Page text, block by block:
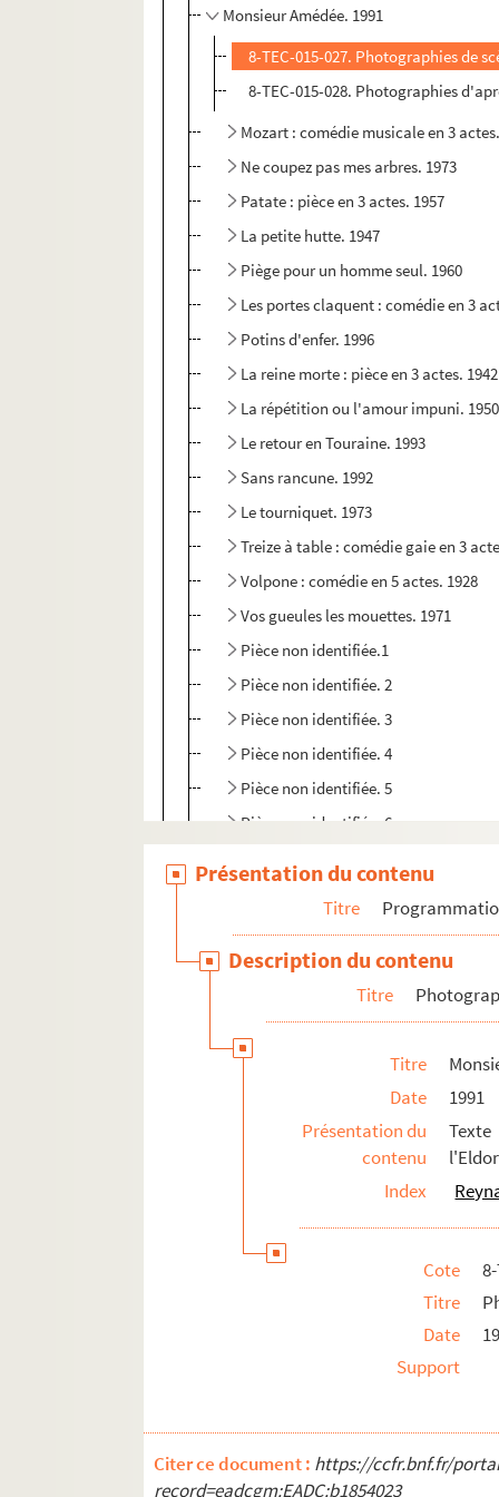
Monsieur Amédée. 1991
8-TEC-015-027. Photographies de
8-TEC-015-028. Photographies
Mozart : comédie musicale en 3
Ne coupez pas mes arbres. 1973
Patate : pièce en 3 actes. 1957
La petite hutte. 1947
Piège pour un homme seul. 1960
Les portes claquent : comédie en 3
Potins d'enfer. 1996
La reine morte : pièce en 3 actes. 1942
La répétition ou l'amour impuni. 1950
Le retour en Touraine. 1993
Sans rancune. 1992
Le tourniquet. 1973
Treize à table : comédie gaie en 3
Volpone : comédie en 5 actes. 1928
Vos gueules les mouettes. 1971
Pièce non identifiée.1
Pièce non identifiée. 2
Pièce non identifiée. 3
Pièce non identifiée. 4
Pièce non identifiée. 5
Pièce non identifiée. 6
Photographies, portraits
Inventaire des archives Tournées Baret
Présentation du contenu
Titre
Description du contenu
Titre
Titre
Date
1991
Présentation du
contenu
Index
Cote
Titre
Date
Support
Citer ce document : https://ccfr.bnf.fr/
record=eadcgm:EADC:b1854023